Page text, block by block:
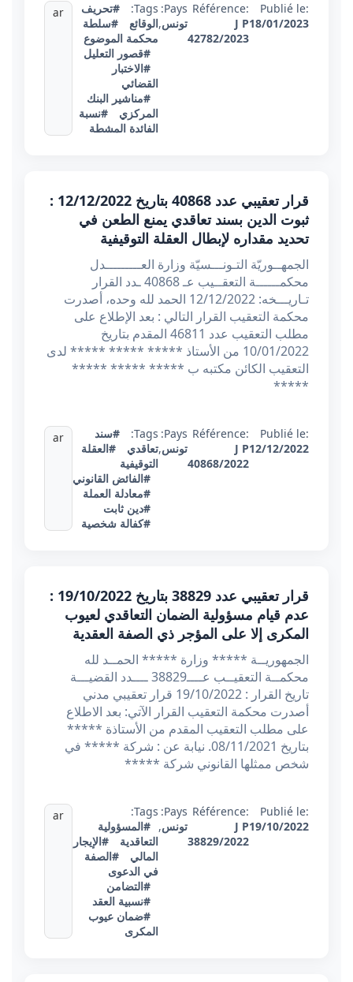
Publié le:
18/01/2023
Référence:
J P
42782/2023
Pays:
تونس,
Tags:
#تحريف
الوقائع
#سلطة
محكمة الموضوع
#قصور التعليل
#الاختبار
القضائي
#مناشير البنك
المركزي
#نسبة
الفائدة المشطة
ar
قرار تعقيبي عدد 40868 بتاريخ 12/12/2022 :
ثبوت الدين بسند تعاقدي يمنع الطعن في
تحديد مقداره لإبطال العقلة التوقيفية
الجمهــوريّة التـونـــسيّة وزارة العـــــــــدل
محكمــــــة التعقــيب عـ 40868 ـدد القرار
تـاريـــخه: 12/12/2022 الحمد لله وحده، أصدرت
محكمة التعقيب القرار التالي : بعد الإطلاع على
مطلب التعقيب عدد 46811 المقدم بتاريخ
10/01/2022 من الأستاذ ***** ***** ***** لدى
التعقيب الكائن مكتبه ب ***** ***** *****
*****
Publié le:
12/12/2022
Référence:
J P
40868/2022
Pays:
تونس,
Tags:
#سند
تعاقدي
#العقلة
التوقيفية
#الفائض القانوني
#معادلة العملة
#دين ثابت
#كفالة شخصية
ar
قرار تعقيبي عدد 38829 بتاريخ 19/10/2022 :
عدم قيام مسؤولية الضمان التعاقدي لعيوب
المكرى إلا على المؤجر ذي الصفة العقدية
الجمهوريــة ***** وزارة ***** الحمــد لله
محكمــة التعقيــب عــــ38829 ــــدد القضيـــة
تاريخ القرار : 19/10/2022 قرار تعقيبي مدني
أصدرت محكمة التعقيب القرار الآتي: بعد الاطلاع
على مطلب التعقيب المقدم من الأستاذة *****
بتاريخ 08/11/2021. نيابة عن : شركة ***** في
شخص ممثلها القانوني شركة *****
Publié le:
19/10/2022
Référence:
J P
38829/2022
Pays:
تونس,
Tags:
#المسؤولية
التعاقدية
#الإيجار
المالي
#الصفة
في الدعوى
#التضامن
#نسبية العقد
#ضمان عيوب
المكرى
ar